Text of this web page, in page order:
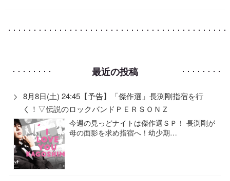
最近の投稿
8月8日(土) 24:45【予告】「傑作選」長渕剛指宿を行
く！▽伝説のロックバンドＰＥＲＳＯＮＺ
今週の見っどナイトは傑作選ＳＰ！ 長渕剛が
母の面影を求め指宿へ！幼少期…